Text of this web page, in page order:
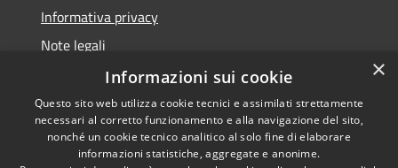
Informativa privacy
Note legali
Dichiarazione di accessibilità
RSS Copyright © 2026 • Comune di
×
Informazioni sui cookie
Questo sito web utilizza cookie tecnici e assimilati strettamente
necessari al corretto funzionamento e alla navigazione del sito,
nonché un cookie tecnico analitico al solo fine di elaborare
informazioni statistiche, aggregate e anonime.